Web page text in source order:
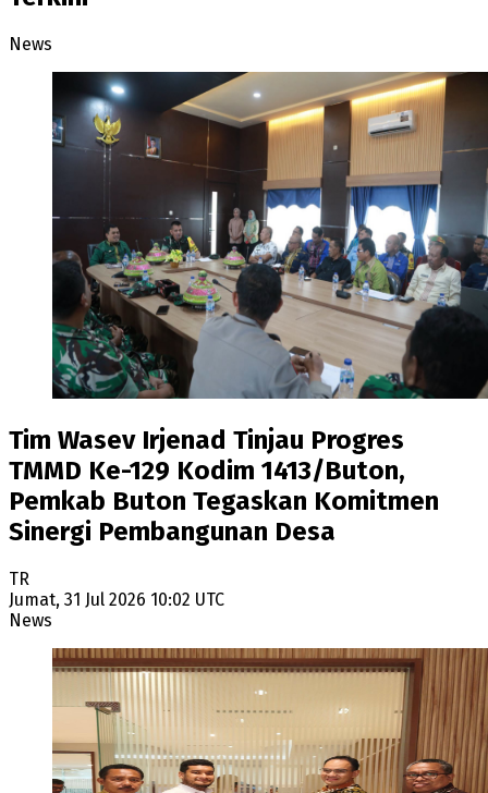
News
Tim Wasev Irjenad Tinjau Progres
TMMD Ke-129 Kodim 1413/Buton,
Pemkab Buton Tegaskan Komitmen
Sinergi Pembangunan Desa
TR
Jumat, 31 Jul 2026 10:02 UTC
News